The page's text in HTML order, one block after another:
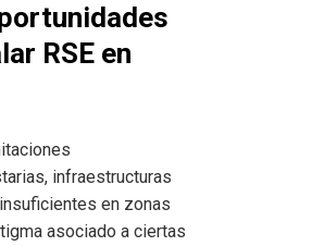
RSE en
infraestructuras
en zonas
asociado a ciertas